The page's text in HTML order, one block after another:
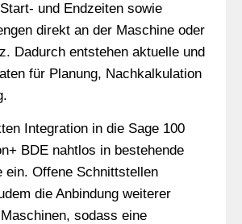
und Endzeiten sowie
direkt an der Maschine oder
Dadurch entstehen aktuelle und
für Planung, Nachkalkulation
Integration in die Sage 100
BDE nahtlos in bestehende
ein. Offene Schnittstellen
die Anbindung weiterer
sodass eine